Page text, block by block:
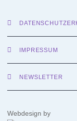
IMPRESSUM
NEWSLETTER
Webdesign by